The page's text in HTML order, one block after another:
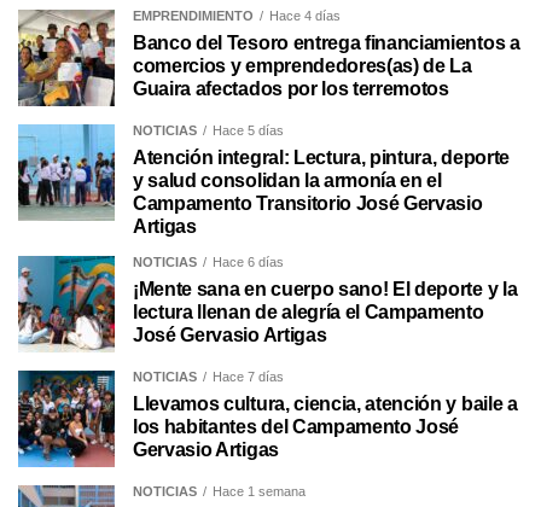
EMPRENDIMIENTO Hace 4 días
Banco del Tesoro entrega financiamientos a
comercios y emprendedores(as) de La
Guaira afectados por los terremotos
NOTICIAS Hace 5 días
Atención integral: Lectura, pintura, deporte
y salud consolidan la armonía en el
Campamento Transitorio José Gervasio
Artigas
NOTICIAS Hace 6 días
¡Mente sana en cuerpo sano! El deporte y la
lectura llenan de alegría el Campamento
José Gervasio Artigas
NOTICIAS Hace 7 días
Llevamos cultura, ciencia, atención y baile a
los habitantes del Campamento José
Gervasio Artigas
NOTICIAS Hace 1 semana